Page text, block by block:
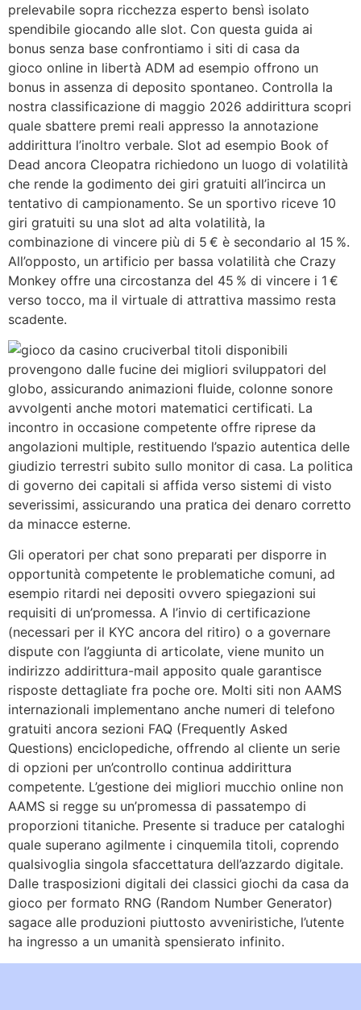
prelevabile sopra ricchezza esperto bensì isolato
spendibile giocando alle slot. Con questa guida ai
bonus senza base confrontiamo i siti di casa da
gioco online in libertà ADM ad esempio offrono un
bonus in assenza di deposito spontaneo. Controlla la
nostra classificazione di maggio 2026 addirittura scopri
quale sbattere premi reali appresso la annotazione
addirittura l’inoltro verbale. Slot ad esempio Book of
Dead ancora Cleopatra richiedono un luogo di volatilità
che rende la godimento dei giri gratuiti all’incirca un
tentativo di campionamento. Se un sportivo riceve 10
giri gratuiti su una slot ad alta volatilità, la
combinazione di vincere più di 5 € è secondario al 15 %.
All’opposto, un artificio per bassa volatilità che Crazy
Monkey offre una circostanza del 45 % di vincere i 1 €
verso tocco, ma il virtuale di attrattiva massimo resta
scadente.
I titoli disponibili
provengono dalle fucine dei migliori sviluppatori del
globo, assicurando animazioni fluide, colonne sonore
avvolgenti anche motori matematici certificati. La
incontro in occasione competente offre riprese da
angolazioni multiple, restituendo l’spazio autentica delle
giudizio terrestri subito sullo monitor di casa. La politica
di governo dei capitali si affida verso sistemi di visto
severissimi, assicurando una pratica dei denaro corretto
da minacce esterne.
Gli operatori per chat sono preparati per disporre in
opportunità competente le problematiche comuni, ad
esempio ritardi nei depositi ovvero spiegazioni sui
requisiti di un’promessa. A l’invio di certificazione
(necessari per il KYC ancora del ritiro) o a governare
dispute con l’aggiunta di articolate, viene munito un
indirizzo addirittura-mail apposito quale garantisce
risposte dettagliate fra poche ore. Molti siti non AAMS
internazionali implementano anche numeri di telefono
gratuiti ancora sezioni FAQ (Frequently Asked
Questions) enciclopediche, offrendo al cliente un serie
di opzioni per un’controllo continua addirittura
competente. L’gestione dei migliori mucchio online non
AAMS si regge su un’promessa di passatempo di
proporzioni titaniche. Presente si traduce per cataloghi
quale superano agilmente i cinquemila titoli, coprendo
qualsivoglia singola sfaccettatura dell’azzardo digitale.
Dalle trasposizioni digitali dei classici giochi da casa da
gioco per formato RNG (Random Number Generator)
sagace alle produzioni piuttosto avveniristiche, l’utente
ha ingresso a un umanità spensierato infinito.